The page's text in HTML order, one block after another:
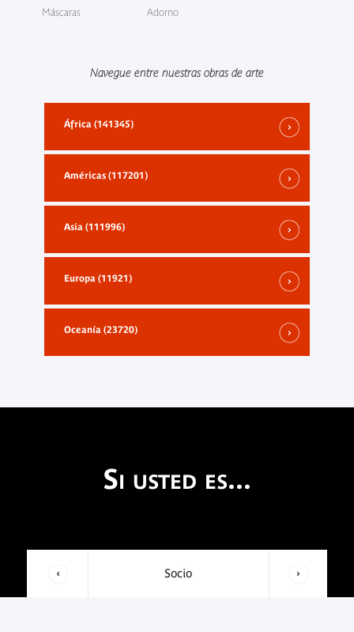
Máscaras Adorno
Navegue entre nuestras obras de arte
África (141345)
Américas (117201)
Asia (111996)
Europa (11921)
Oceanía (23720)
Si usted es...
Socio